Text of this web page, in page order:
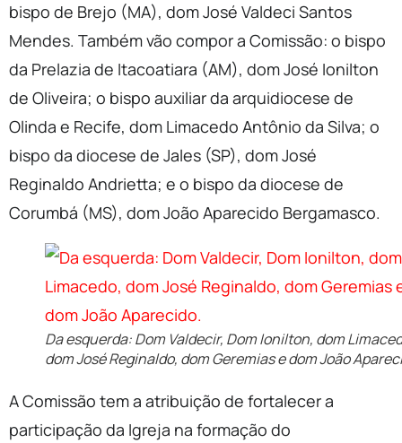
bispo de Brejo (MA), dom José Valdeci Santos
Mendes. Também vão compor a Comissão: o bispo
da Prelazia de Itacoatiara (AM), dom José Ionilton
de Oliveira; o bispo auxiliar da arquidiocese de
Olinda e Recife, dom Limacedo Antônio da Silva; o
bispo da diocese de Jales (SP), dom José
Reginaldo Andrietta; e o bispo da diocese de
Corumbá (MS), dom João Aparecido Bergamasco.
Da esquerda: Dom Valdecir, Dom Ionilton, dom
dom José Reginaldo, dom Geremias e dom João
A Comissão tem a atribuição de fortalecer a
participação da Igreja na formação do